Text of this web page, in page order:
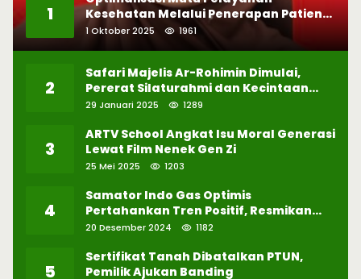
1
Kesehatan Melalui Penerapan Patient
Safety
1 Oktober 2025 1961
2
Safari Majelis Ar-Rohimin Dimulai,
Pererat Silaturahmi dan Kecintaan
pada Selawat
29 Januari 2025 1289
3
ARTV School Angkat Isu Moral Generasi
Lewat Film Nenek Gen Zi
25 Mei 2025 1203
4
Samator Indo Gas Optimis
Pertahankan Tren Positif, Resmikan
Pabrik Hidrogen ke-57 di Batam
20 Desember 2024 1182
5
Sertifikat Tanah Dibatalkan PTUN,
Pemilik Ajukan Banding